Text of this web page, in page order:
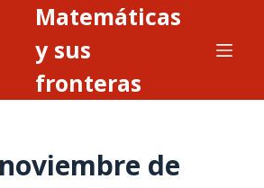
Matemáticas
y sus
fronteras
de